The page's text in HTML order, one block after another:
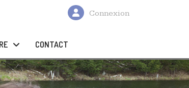
Connexion
CONTACT